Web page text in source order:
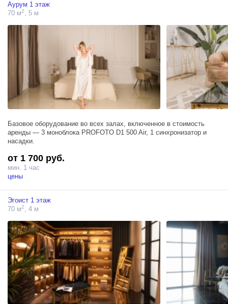
Аурум 1 этаж
70 м2, 5 м
Базовое оборудование во всех залах, включенное в стоимость
аренды — 3 моноблока PROFOTO D1 500 Air, 1 синхронизатор и
насадки.
от 1 700 руб.
мин. 1 час
цены
Эгоист 1 этаж
70 м2 , 4 м